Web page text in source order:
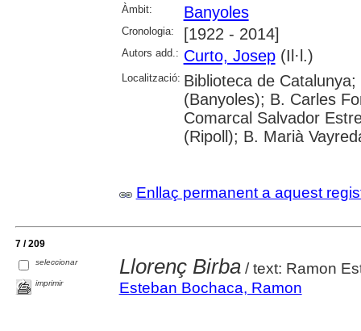
Àmbit: Banyoles
Cronologia: [1922 - 2014]
Autors add.: Curto, Josep(Il·l.)
Localització: Biblioteca de
(Banyoles); B. Carles
Comarcal Salvador
(Ripoll); B. Marià
Enllaç permanent a aquest
7 / 209
seleccionar
imprimir
Llorenç Birba/ text: Ramon
Esteban Bochaca, Ramon